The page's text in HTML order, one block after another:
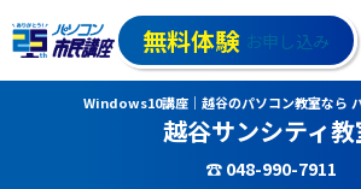
無料体験 お申し込み
Windows10講座｜越谷のパソコン教室なら
越谷サンシティ教
☎ 048-990-7911